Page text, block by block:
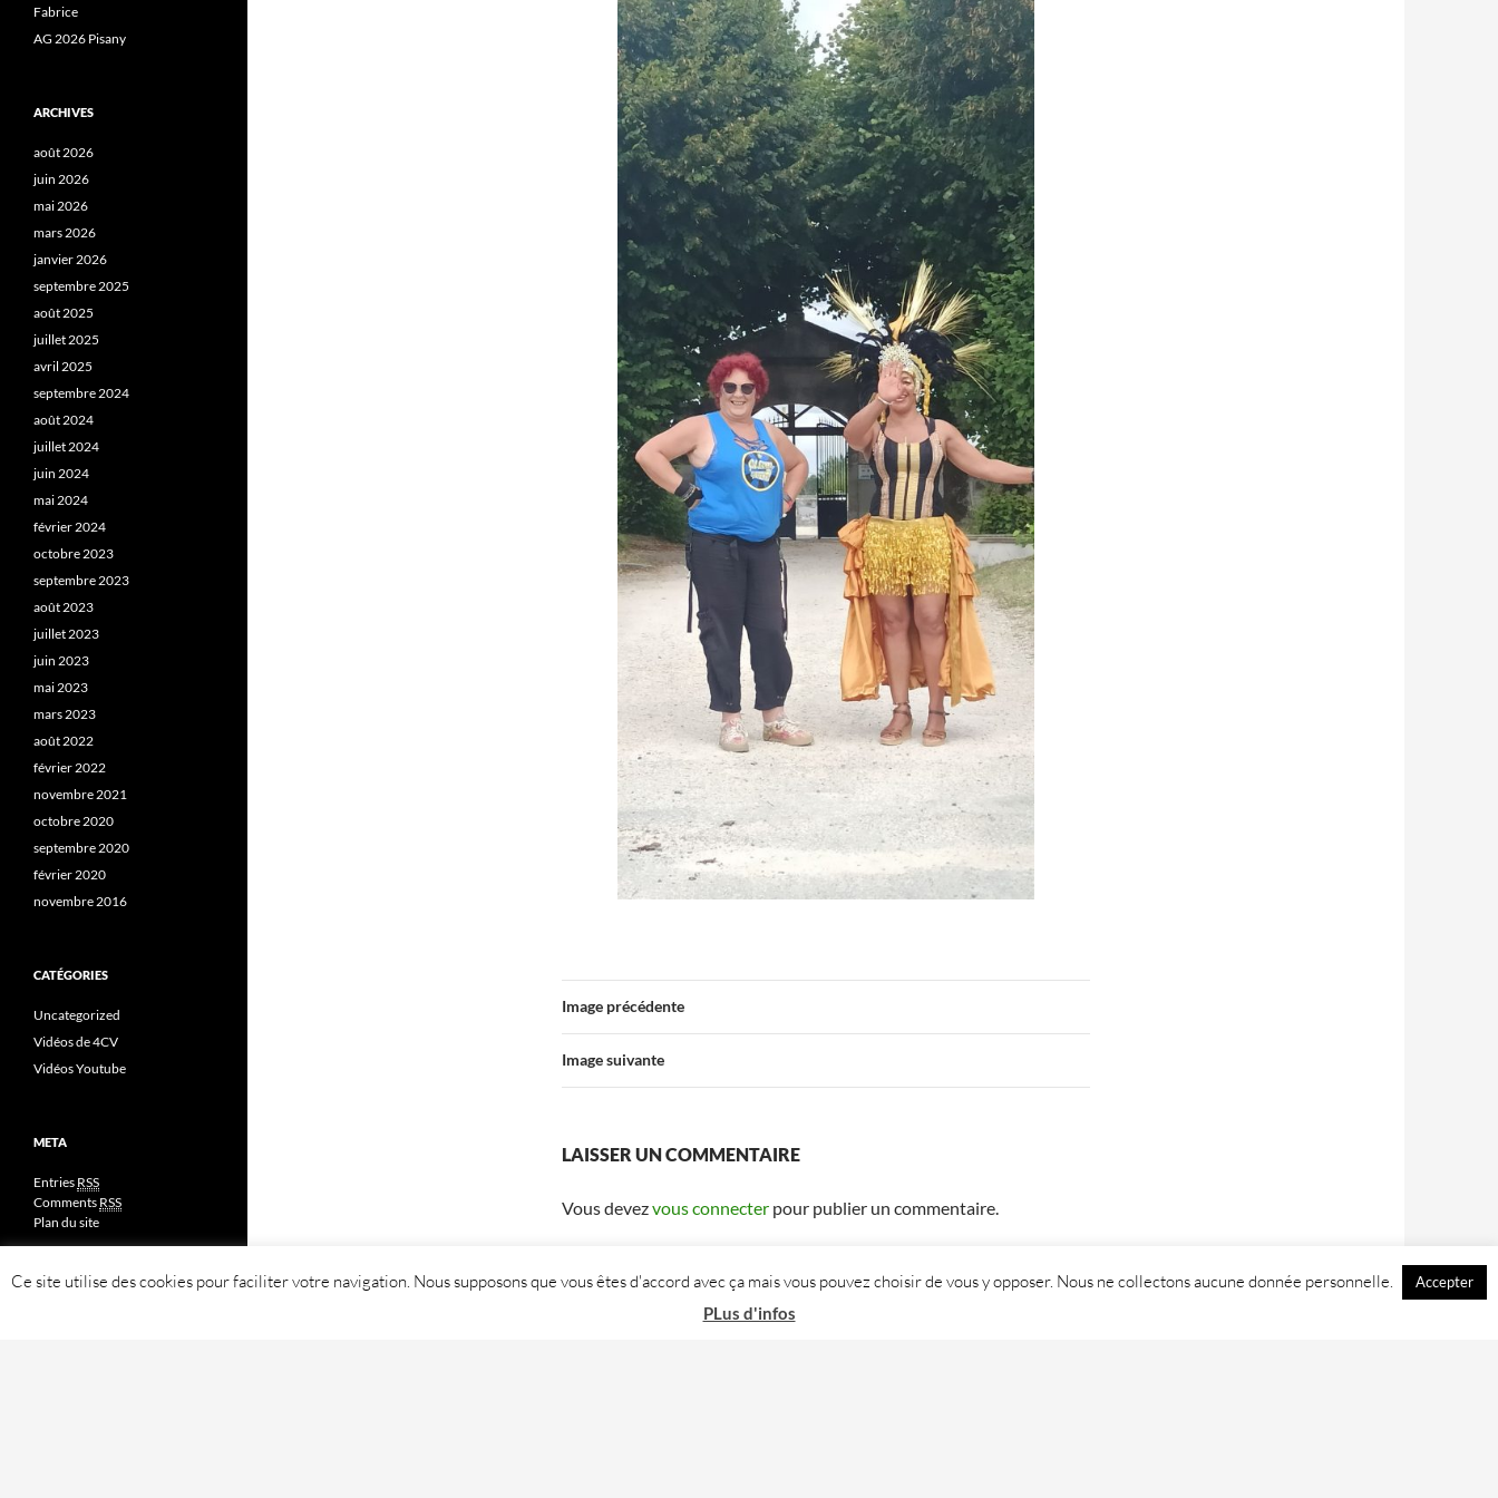
Image précédente
Image suivante
LAISSER UN COMMENTAIRE
Vous devezvous connecter pour publier un commentaire.
Fabrice
AG 2026 Pisany
ARCHIVES
août 2026
juin 2026
mai 2026
mars 2026
janvier 2026
septembre 2025
août 2025
juillet 2025
avril 2025
septembre 2024
août 2024
juillet 2024
juin 2024
mai 2024
février 2024
octobre 2023
septembre 2023
août 2023
juillet 2023
juin 2023
mai 2023
mars 2023
août 2022
février 2022
novembre 2021
octobre 2020
septembre 2020
février 2020
novembre 2016
CATÉGORIES
Uncategorized
Vidéos de 4CV
Vidéos Youtube
META
Entries RSS
Comments RSS
Plan du site
Ce site utilise des cookies pour faciliter votre navigation. Nous supposons que vous êtes d'accord avec ça mais vous pouvez choisir de vous y opposer. Nous ne collectons aucune donnée personnelle. Accepter
PLus d'infos